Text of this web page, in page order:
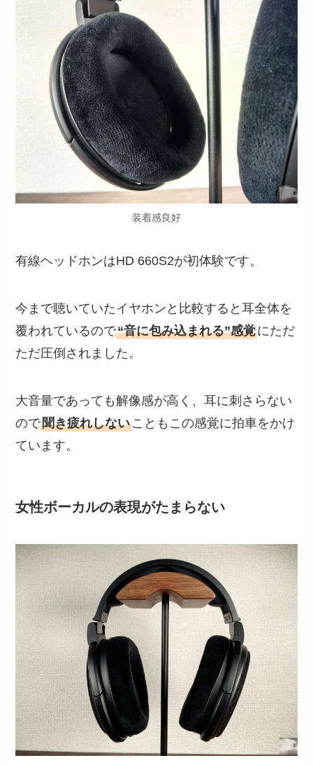
装着感良好
有線ヘッドホンはHD 660S2が初体験です。
今まで聴いていたイヤホンと比較すると耳全体を
覆われているので“音に包み込まれる”感覚にただ
ただ圧倒されました。
大音量であっても解像感が高く、耳に刺さらない
ので聞き疲れしないこともこの感覚に拍車をかけ
ています。
女性ボーカルの表現がたまらない